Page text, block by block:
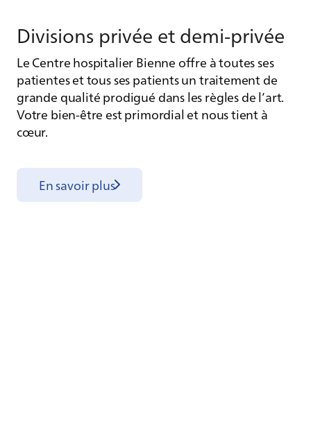
Di­vi­sions pri­vée et demi-pri­vée
Le Centre hospitalier Bienne offre à toutes ses
patientes et tous ses patients un traitement de
grande qualité prodigué dans les règles de l’art.
Votre bien-être est primordial et nous tient à
cœur.
En savoir plus